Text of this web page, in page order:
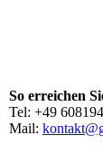
So erreichen
Tel: +49
Mail: